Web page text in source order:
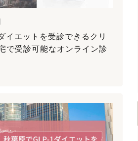
イエットを受診できるクリ
で受診可能なオンライン診